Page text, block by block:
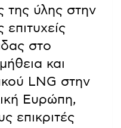
της ύλης στην
επιτυχείς
στο
και
LNG στην
Ευρώπη,
επικριτές